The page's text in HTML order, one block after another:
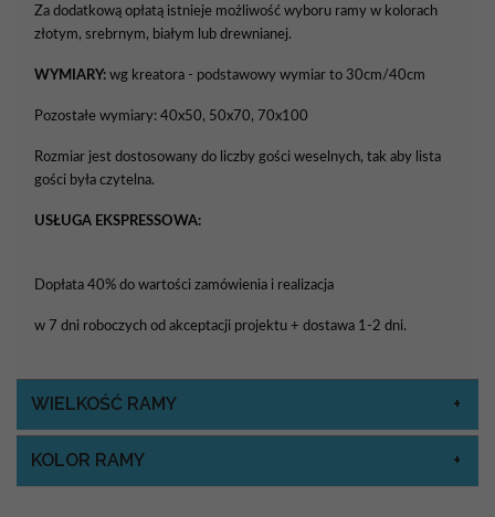
Za dodatkową opłatą istnieje możliwość wyboru ramy w kolorach
złotym, srebrnym, białym lub drewnianej.
WYMIARY: wg kreatora - podstawowy wymiar to 30cm/40cm
Pozostałe wymiary: 40x50, 50x70, 70x100
Rozmiar jest dostosowany do liczby gości weselnych, tak aby lista
gości była czytelna.
USŁUGA EKSPRESSOWA:
Dopłata 40% do wartości zamówienia i realizacja
w 7 dni roboczych od akceptacji projektu + dostawa 1-2 dni.
WIELKOŚĆ RAMY
KOLOR RAMY